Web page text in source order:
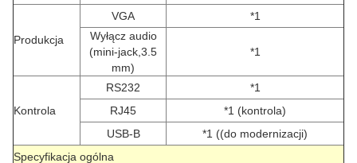
Produkcja
VGA
*1
Wyłącz audio
(mini-jack,3.5
mm)
*1
Kontrola
RS232
*1
RJ45
*1 (kontrola)
USB-B
*1 ((do modernizacji)
Specyfikacja ogólna